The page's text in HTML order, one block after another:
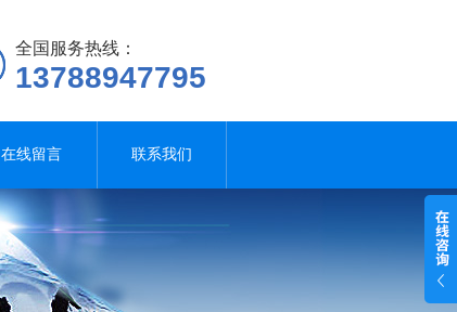
全国服务热线：
13788947795
在线留言 联系我们